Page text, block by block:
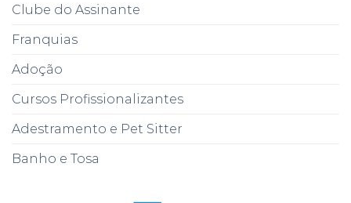
Clube do Assinante
Franquias
Adoção
Cursos Profissionalizantes
Adestramento e Pet Sitter
Banho e Tosa